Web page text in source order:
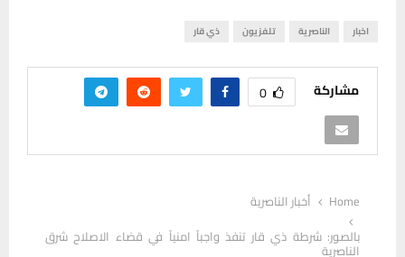
اخبار الناصرية تلفزيون ذي قار
مشاركة 0
Home
أخبار الناصرية
بالصور: شرطة ذي قار تنفذ واجباً امنياً في قضاء الاصلاح شرق
الناصرية